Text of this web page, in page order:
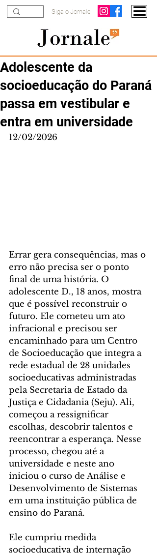
Siga o Jornale
Adolescente da
socioeducação do Paraná
passa em vestibular e
entra em universidade
12/02/2026
Errar gera consequências, mas o
erro não precisa ser o ponto
final de uma história. O
adolescente D., 18 anos, mostra
que é possível reconstruir o
futuro. Ele cometeu um ato
infracional e precisou ser
encaminhado para um Centro
de Socioeducação que integra a
rede estadual de 28 unidades
socioeducativas administradas
pela Secretaria de Estado da
Justiça e Cidadania (Seju). Ali,
começou a ressignificar
escolhas, descobrir talentos e
reencontrar a esperança. Nesse
processo, chegou até a
universidade e neste ano
iniciou o curso de Análise e
Desenvolvimento de Sistemas
em uma instituição pública de
ensino do Paraná.
Ele cumpriu medida
socioeducativa de internação